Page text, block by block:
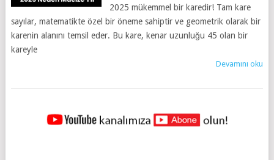
2025 mükemmel bir karedir! Tam kare
sayılar, matematikte özel bir öneme sahiptir ve geometrik olarak bir
karenin alanını temsil eder. Bu kare, kenar uzunluğu 45 olan bir
kareyle
Devamını oku
YAZILAR